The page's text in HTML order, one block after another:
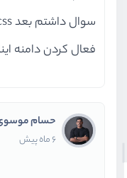
فعال کردن دامنه
حسام
6 ماه پیش